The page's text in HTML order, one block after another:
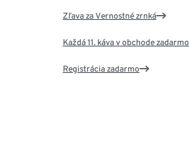
Zľava za Vernostné zrnká
Každá 11. káva v obchode zadarmo
Registrácia zadarmo